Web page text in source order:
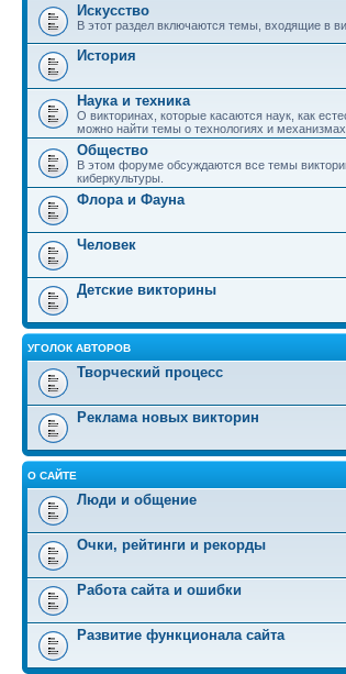
Искусство
В этот раздел включаются темы, входящие в
История
Наука и техника
О викторинах, которые касаются наук, как
можно найти темы о технологиях и механизмах.
Общество
В этом форуме обсуждаются все темы
киберкультуры.
Флора и Фауна
Человек
Детские викторины
УГОЛОК АВТОРОВ
Творческий процесс
Реклама новых викторин
О САЙТЕ
Люди и общение
Очки, рейтинги и рекорды
Работа сайта и ошибки
Развитие функционала сайта